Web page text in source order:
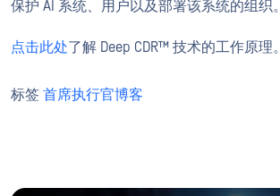
保护 AI 系统、用户以及部署该系统的组织。
点击此处了解 Deep CDR™ 技术的工作原理。
标签 首席执行官博客